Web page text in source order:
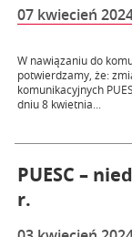
07 kwiecień
W nawiązaniu do
potwierdzamy, że:
komunikacyjnych
dniu 8 kwietnia...
PUESC –
r.